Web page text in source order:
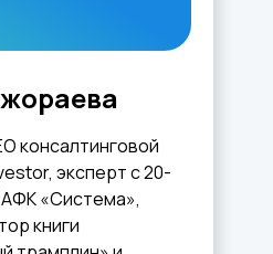
консалтинговой
эксперт с 20-
«Система»,
книги